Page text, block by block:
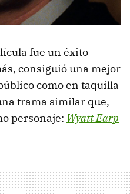
fue un éxito
consiguió una mejor
como en taquilla
trama similar que,
personaje: Wyatt Earp